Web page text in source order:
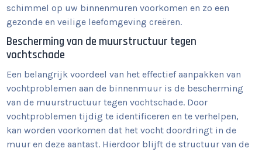
schimmel op uw binnenmuren voorkomen en zo een
gezonde en veilige leefomgeving creëren.
Bescherming van de muurstructuur tegen
vochtschade
Een belangrijk voordeel van het effectief aanpakken van
vochtproblemen aan de binnenmuur is de bescherming
van de muurstructuur tegen vochtschade. Door
vochtproblemen tijdig te identificeren en te verhelpen,
kan worden voorkomen dat het vocht doordringt in de
muur en deze aantast. Hierdoor blijft de structuur van de